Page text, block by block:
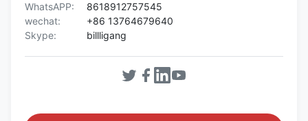
WhatsAPP:
8618912757545
wechat:
+86 13764679640
Skype:
billligang